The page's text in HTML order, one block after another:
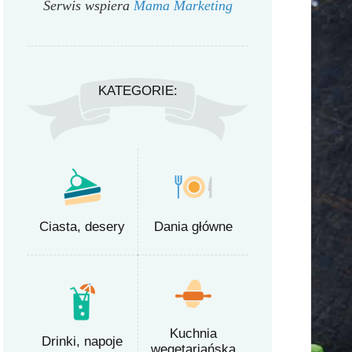
Serwis wspiera Mama Marketing
KATEGORIE:
Ciasta, desery Dania główne
Drinki, napoje
Kuchnia
wegetariańska